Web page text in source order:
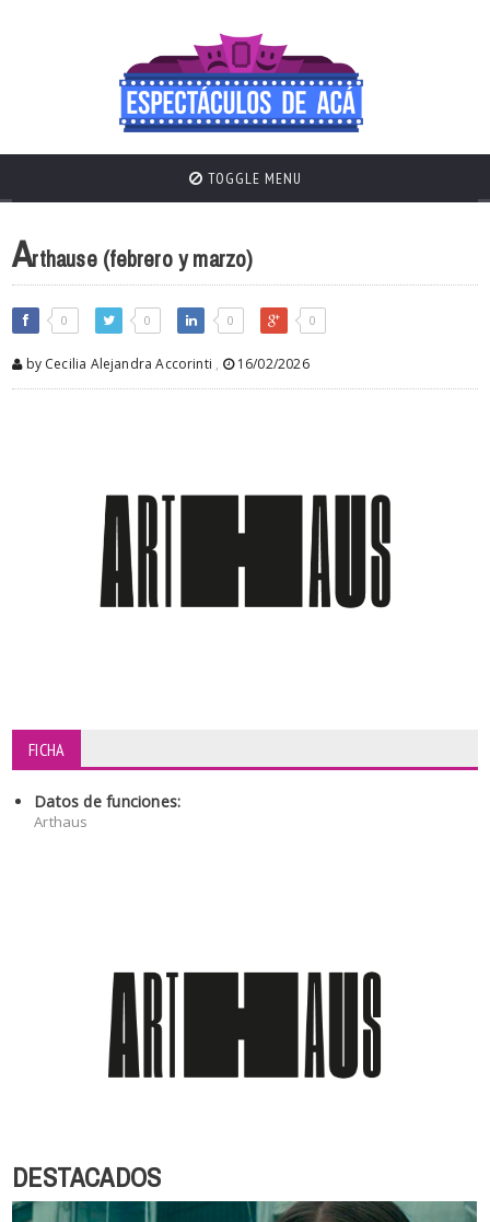
TOGGLE MENU
Arthause (febrero y marzo)
0 0 0 0
by Cecilia Alejandra Accorinti , 16/02/2026
FICHA
Datos de funciones:
Arthaus
DESTACADOS